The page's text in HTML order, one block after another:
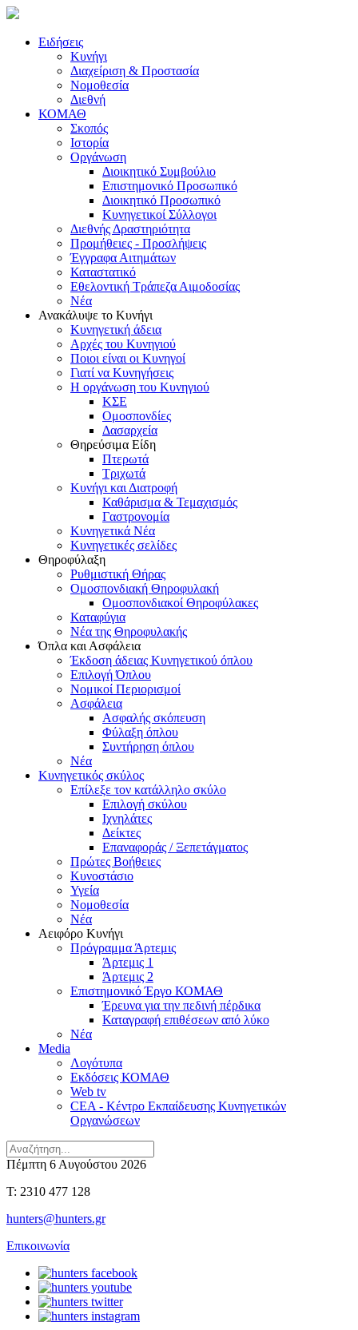
Ειδήσεις
Κυνήγι
Διαχείριση & Προστασία
Νομοθεσία
Διεθνή
ΚΟΜΑΘ
Σκοπός
Ιστορία
Οργάνωση
Διοικητικό Συμβούλιο
Επιστημονικό Προσωπικό
Διοικητικό Προσωπικό
Κυνηγετικοί Σύλλογοι
Διεθνής Δραστηριότητα
Προμήθειες - Προσλήψεις
Έγγραφα Αιτημάτων
Καταστατικό
Εθελοντική Τράπεζα Αιμοδοσίας
Νέα
Ανακάλυψε το Κυνήγι
Κυνηγετική άδεια
Αρχές του Κυνηγιού
Ποιοι είναι οι Κυνηγοί
Γιατί να Κυνηγήσεις
Η οργάνωση του Κυνηγιού
ΚΣΕ
Ομοσπονδίες
Δασαρχεία
Θηρεύσιμα Είδη
Πτερωτά
Τριχωτά
Κυνήγι και Διατροφή
Καθάρισμα & Τεμαχισμός
Γαστρονομία
Κυνηγετικά Νέα
Κυνηγετικές σελίδες
Θηροφύλαξη
Ρυθμιστική Θήρας
Ομοσπονδιακή Θηροφυλακή
Oμοσπονδιακοί Θηροφύλακες
Καταφύγια
Νέα της Θηροφυλακής
Όπλα και Ασφάλεια
Έκδοση άδειας Κυνηγετικού όπλου
Επιλογή Όπλου
Νομικοί Περιορισμοί
Ασφάλεια
Ασφαλής σκόπευση
Φύλαξη όπλου
Συντήρηση όπλου
Νέα
Κυνηγετικός σκύλος
Επίλεξε τον κατάλληλο σκύλο
Επιλογή σκύλου
Ιχνηλάτες
Δείκτες
Επαναφοράς / Ξεπετάγματος
Πρώτες Βοήθειες
Κυνοστάσιο
Υγεία
Νομοθεσία
Νέα
Αειφόρο Κυνήγι
Πρόγραμμα Άρτεμις
Άρτεμις 1
Άρτεμις 2
Επιστημονικό Έργο ΚΟΜΑΘ
Έρευνα για την πεδινή πέρδικα
Καταγραφή επιθέσεων από λύκο
Νέα
Media
Λογότυπα
Εκδόσεις ΚΟΜΑΘ
Web tv
CEA - Κέντρο Εκπαίδευσης Κυνηγετικών
Οργανώσεων
Πέμπτη 6 Αυγούστου 2026
T: 2310 477 128
hunters@hunters.gr
Επικοινωνία